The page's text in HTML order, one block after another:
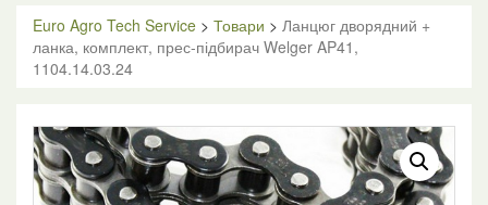
Euro Agro Tech Service > Товари > Ланцюг дворядний +
ланка, комплект, прес-підбирач Welger AP41,
1104.14.03.24